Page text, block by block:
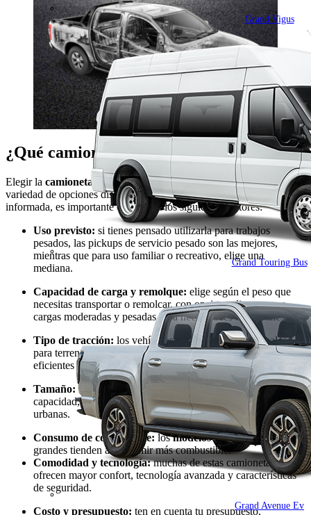
Grand Vigus
Grand Touring Bus
Grand Avenue Ev
¿Qué camioneta pick up elegir?
Elegir la camioneta pick upadecuada puede ser un reto debido a la
variedad de opciones disponibles. Para tomar una decisión
informada, es importante considerar los siguientes factores:
Uso previsto: si tienes pensado utilizarla para trabajos
pesados, las pickups de servicio pesado son las mejores,
mientras que para uso familiar o recreativo, elige una
mediana.
Capacidad de carga y remolque: elige según el peso que
necesitas transportar o remolcar, con opciones ligeras para
cargas moderadas y pesadas para necesidades industriales.
Tipo de tracción: los vehículos pick up 4WD son ideales
para terrenos difíciles, mientras que las 2WD son más
eficientes en carretera.
Tamaño:las camionetas pick up grande ofrecen más
capacidad, pero las más pequeñas son prácticas en zonas
urbanas.
Consumo de combustible: losmodelos de pick upmás
grandes tienden a consumir más combustible.
Comodidad y tecnología:muchas de estas camionetas
ofrecen mayor confort, tecnología avanzada y características
de seguridad.
Costo y presupuesto: ten en cuenta tu presupuesto,